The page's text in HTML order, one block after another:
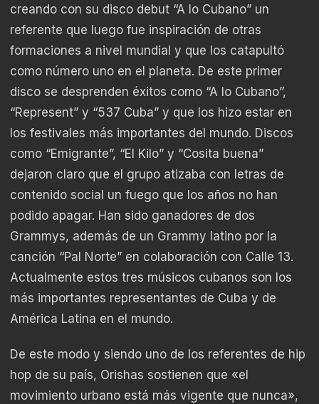
creando con su disco debut “A lo Cubano” un
referente que luego fue inspiración de otras
formaciones a nivel mundial y que los catapultó
como número uno en el planeta. De este primer
disco se desprenden éxitos como “A lo Cubano”,
“Represent” y “537 Cuba” y que los hizo estar en
los festivales más importantes del mundo. Discos
como “Emigrante”, “El Kilo” y “Cosita buena”
dejaron claro que el grupo atizaba con letras de
contenido social un fuego que los años no han
podido apagar. Han sido ganadores de dos
Grammys, además de un Grammy latino por la
canción “Pal Norte” en colaboración con Calle 13.
Actualmente estos tres músicos cubanos son los
más importantes representantes de Cuba y de
América Latina en el mundo.
De este modo y siendo uno de los referentes de hip
hop de su país, Orishas sostienen que «el
movimiento urbano está más vigente que nunca»,